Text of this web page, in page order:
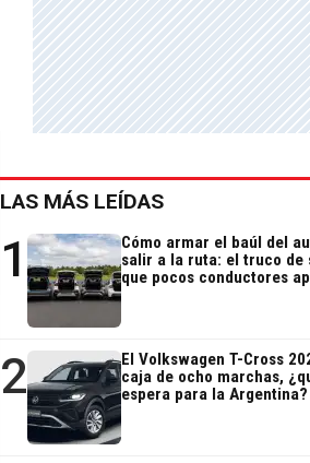
LAS MÁS LEÍDAS
1
Cómo armar el baúl del
salir a la ruta: el truco de
que pocos conductores
2
El Volkswagen T-Cross
caja de ocho marchas,
espera para la Argentina?